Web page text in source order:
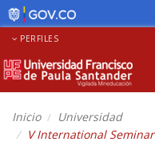
PERFILES
Inicio
Universidad
V International